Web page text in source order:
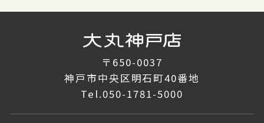
〒650-0037
神戸市中央区明石町40番地
Tel.050-1781-5000